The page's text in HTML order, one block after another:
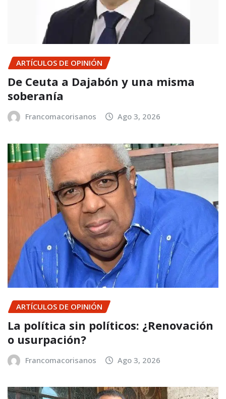
ARTÍCULOS DE OPINIÓN
De Ceuta a Dajabón y una misma
soberanía
Francomacorisanos Ago 3, 2026
ARTÍCULOS DE OPINIÓN
La política sin políticos: ¿Renovación
o usurpación?
Francomacorisanos Ago 3, 2026